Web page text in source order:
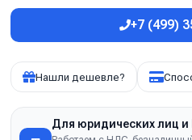
+7 (499)
Нашли дешевле?
Для юридических лиц и